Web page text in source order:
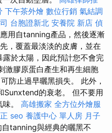
下午茶外燴 數位行銷 氣結調
台胞證新北 安養院 新店 偵
用自tanning產品，然後逐漸
，覆蓋最淡淡的皮膚，並在
於太陽，因此預計您不會完
激膠原蛋白產生和再生細胞
防止過早曬黑損失。 此外，
Sunxtend的衰老。 但不要用
。 高雄搬家 全方位外燴服
seo 養護中心 單人房 月子
tanning與經典的曬黑不